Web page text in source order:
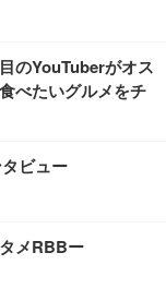
のYouTuberがオス
べたいグルメをチ
ビュー
メRBBー